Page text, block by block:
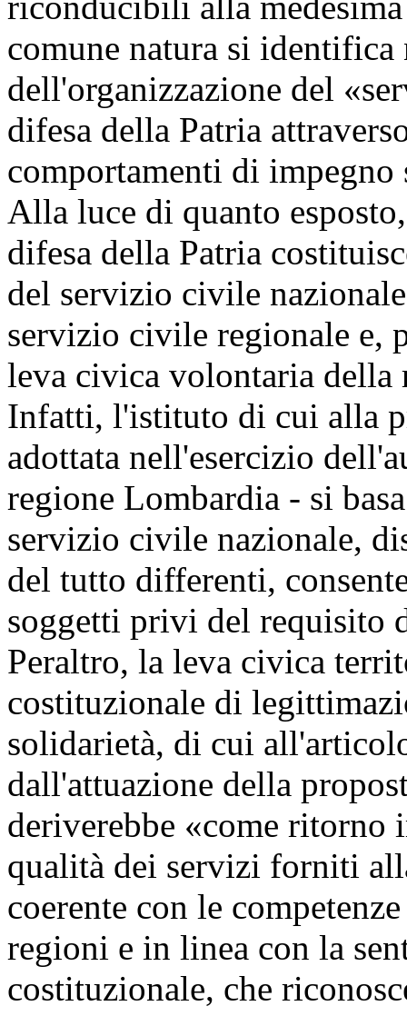
comune natura si
dell'organizzazione del
difesa della Patria
comportamenti di impegno
Alla luce di quanto
difesa della Patria
del servizio civile
servizio civile regionale e,
leva civica volontaria della
Infatti, l'istituto di cui alla
adottata nell'esercizio
regione Lombardia - si
servizio civile nazionale,
del tutto differenti,
soggetti privi del requisito
Peraltro, la leva civica
costituzionale di
solidarietà, di cui
dall'attuazione della
deriverebbe «come ritorno
qualità dei servizi forniti
coerente con le
regioni e in linea con la
costituzionale, che